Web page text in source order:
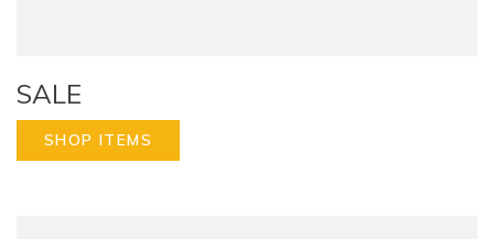
SALE
SHOP ITEMS